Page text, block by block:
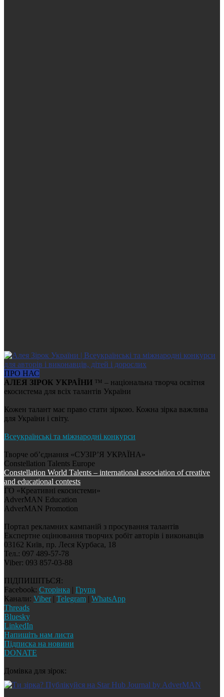
ПРО НАС
АЛЕЯ ЗІРОК УКРАЇНИ ™ – національна творча освітня
екосистема для всіх талантів України
Кожен талант має право стати зіркою. Кожна зірка важлива
для України і світу.
Всеукраїнські та міжнародні конкурси
Творче об’єднання «СУЗІР’Я УКРАЇНА»
Constellation Talents Europe
Constellation World Talents – international association of creative
and educational contests
ГО «Креативні екосистеми»
AdverMAN Education
AdverMAN Promotion
Портал рекламних кампаній з просування талантів
Експертне оцінювання творчих робіт авторів і виконавців
03162 Київ, пр. Леся Курбаса, 18
Тел.: 097 489-57-78
Viber: 093 857-03-88
ПІДПИШІТЬСЯ:
Facebook: Сторінка | Група
Канали: Viber| Telegram | WhatsApp
Threads
Bluesky
LinkedIn
Напишіть нам листа
Підписка на новини
DONATE
Домівка для зірок: